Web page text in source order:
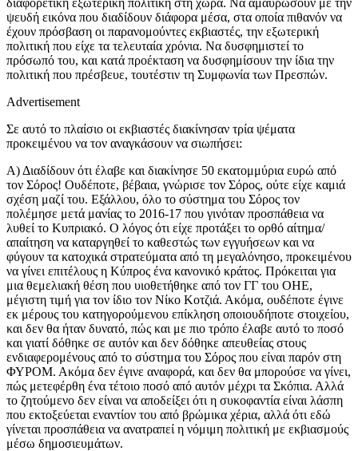
ψευδή εικόνα που διαδίδουν διάφορα μέσα, στα οποία πιθανόν να
έχουν πρόσβαση οι παρανομούντες εκβιαστές, την εξωτερική
πολιτική που είχε τα τελευταία χρόνια. Να δυσφημιστεί το
πρόσωπό του, και κατά προέκταση να δυσφημίσουν την ίδια την
πολιτική που πρέσβευε, τουτέστιν τη Συμφωνία των Πρεσπών.
Advertisement
Σε αυτό το πλαίσιο οι εκβιαστές διακίνησαν τρία ψέματα
προκειμένου να τον αναγκάσουν να σιωπήσει:
Α) Διαδίδουν ότι έλαβε και διακίνησε 50 εκατομμύρια ευρώ από
τον Σόρος! Ουδέποτε, βέβαια, γνώρισε τον Σόρος, ούτε είχε καμιά
σχέση μαζί του. Εξάλλου, όλο το σύστημα του Σόρος τον
πολέμησε μετά μανίας το 2016-17 που γινόταν προσπάθεια να
λυθεί το Κυπριακό. Ο λόγος ότι είχε προτάξει το ορθό αίτημα/
απαίτηση να καταργηθεί το καθεστώς των εγγυήσεων και να
φύγουν τα κατοχικά στρατεύματα από τη μεγαλόνησο, προκειμένου
να γίνει επιτέλους η Κύπρος ένα κανονικό κράτος. Πρόκειται για
μια θεμελιακή θέση που υιοθετήθηκε από τον ΓΓ του ΟΗΕ,
μέγιστη τιμή για τον ίδιο τον Νίκο Κοτζιά. Ακόμα, ουδέποτε έγινε
εκ μέρους του κατηγορούμενου επίκληση οποιουδήποτε στοιχείου,
και δεν θα ήταν δυνατό, πώς και με πιο τρόπο έλαβε αυτό το ποσό
και γιατί δόθηκε σε αυτόν και δεν δόθηκε απευθείας στους
ενδιαφερομένους από το σύστημα του Σόρος που είναι παρόν στη
ΦΥΡΟΜ. Ακόμα δεν έγινε αναφορά, και δεν θα μπορούσε να γίνει,
πώς μετεφέρθη ένα τέτοιο ποσό από αυτόν μέχρι τα Σκόπια. Αλλά
το ζητούμενο δεν είναι να αποδείξει ότι η συκοφαντία είναι λάσπη
που εκτοξεύεται εναντίον του από βρώμικα χέρια, αλλά ότι εδώ
γίνεται προσπάθεια να ανατραπεί η νόμιμη πολιτική με εκβιασμούς
μέσω δημοσιευμάτων.